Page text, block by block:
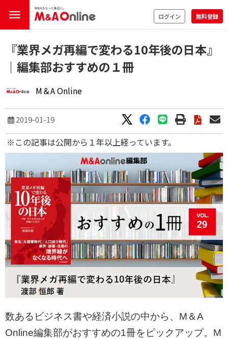
ログイン 無料登録
『業界メガ再編で変わる10年後の日本』
｜編集部おすすめの１冊
M＆A Online
2019-01-19
※この記事は公開から１年以上経っています。
数あるビジネス書や経済小説の中から、M＆A
Online編集部がおすすめの1冊をピックアップ。M